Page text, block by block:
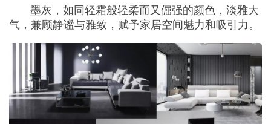
墨灰，如同轻霜般轻柔而又倔强的颜色，淡雅大
气，兼顾静谧与雅致，赋予家居空间魅力和吸引力。